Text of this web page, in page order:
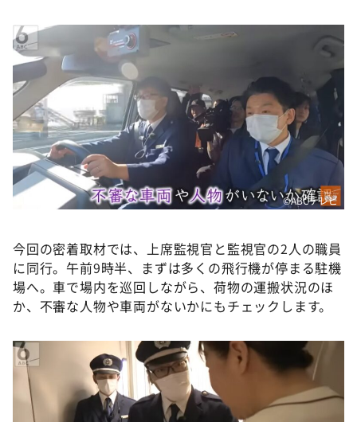
©️ABCテレビ
今回の密着取材では、上席監視官と監視官の2人の職員
に同行。午前9時半、まずは多くの飛行機が停まる駐機
場へ。車で場内を巡回しながら、荷物の運搬状況のほ
か、不審な人物や車両がないかにもチェックします。